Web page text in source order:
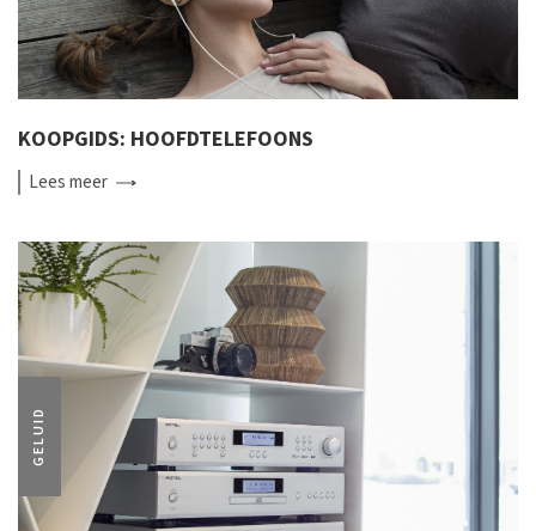
KOOPGIDS: HOOFDTELEFOONS
Leesmeer
GELUID